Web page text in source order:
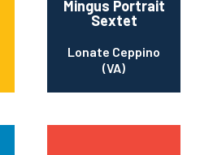
Mingus Portrait
Sextet
Lonate Ceppino
(VA)